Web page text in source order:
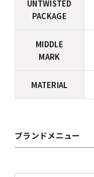
UNTWISTED
PACKAGE
MIDDLE
MARK
MATERIAL
ブランドメニュー